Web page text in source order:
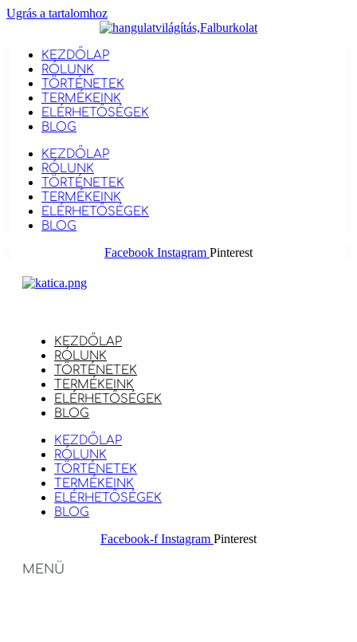
Ugrás a tartalomhoz
KEZDŐLAP
RÓLUNK
TÖRTÉNETEK
TERMÉKEINK
ELÉRHETŐSÉGEK
BLOG
KEZDŐLAP
RÓLUNK
TÖRTÉNETEK
TERMÉKEINK
ELÉRHETŐSÉGEK
BLOG
Facebook Instagram Pinterest
KEZDŐLAP
RÓLUNK
TÖRTÉNETEK
TERMÉKEINK
ELÉRHETŐSÉGEK
BLOG
KEZDŐLAP
RÓLUNK
TÖRTÉNETEK
TERMÉKEINK
ELÉRHETŐSÉGEK
BLOG
Facebook-f Instagram Pinterest
MENÜ